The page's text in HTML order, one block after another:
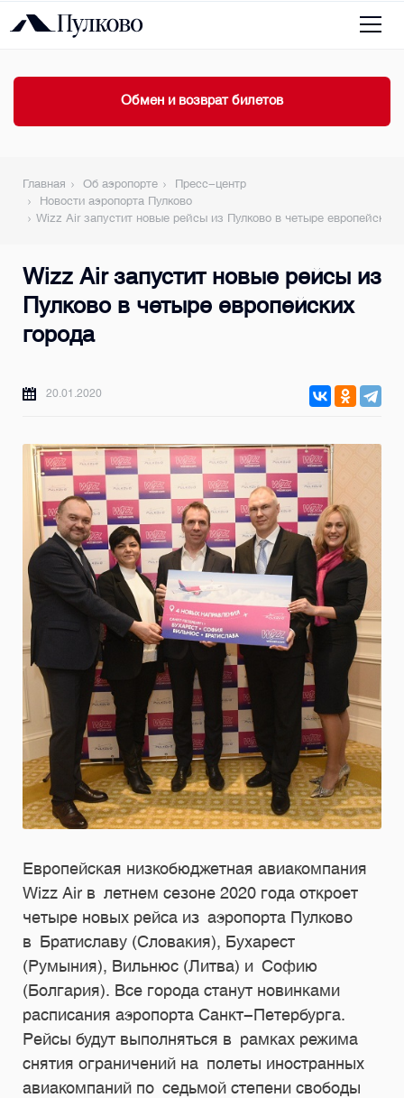
Обмен и возврат билетов
Главная Об аэропорте
Пресс-центр
Новости аэропорта Пулково
Wizz Air запустит новые рейсы из Пулково в четыре европейских
Wizz Air запустит новые рейсы из
Пулково в четыре европейских
города
20.01.2020
Европейская низкобюджетная авиакомпания
Wizz Air в летнем сезоне 2020 года откроет
четыре новых рейса из аэропорта Пулково
в Братиславу (Словакия), Бухарест
(Румыния), Вильнюс (Литва) и Софию
(Болгария). Все города станут новинками
расписания аэропорта Санкт-Петербурга.
Рейсы будут выполняться в рамках режима
снятия ограничений на полеты иностранных
авиакомпаний по седьмой степени свободы